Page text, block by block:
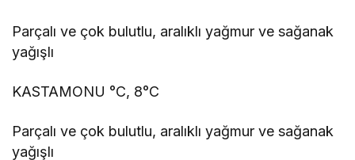
Parçalı ve çok bulutlu, aralıklı yağmur ve sağanak
yağışlı
KASTAMONU °C, 8°C
Parçalı ve çok bulutlu, aralıklı yağmur ve sağanak
yağışlı